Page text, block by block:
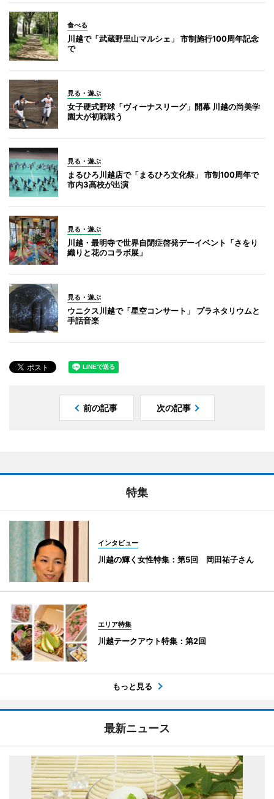
食べる
川越で「武蔵野里山マルシェ」 市制施行100周年記念
で
見る・遊ぶ
女子硬式野球「ヴィーナスリーグ」開幕 川越の尚美学
園大が初戦戦う
見る・遊ぶ
まるひろ川越店で「まるひろ文化祭」 市制100周年で
市内3高校が出演
見る・遊ぶ
川越・最明寺で世界自閉症啓発デーイベント「さをり
織りと花のコラボ展」
見る・遊ぶ
ウニクス川越で「星空コンサート」 プラネタリウムと
手話音楽
前の記事 次の記事
特集
インタビュー
川越の輝く女性特集：第5回 岡田祐子さん
エリア特集
川越テークアウト特集：第2回
もっと見る
最新ニュース